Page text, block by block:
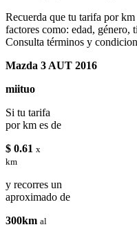
Recuerda que tu tarifa por
factores como: edad, género,
Consulta términos y
Mazda 3 AUT 2016
miituo
Si tu tarifa
por km es de
$ 0.61 x
km
y recorres un
aproximado de
300km al